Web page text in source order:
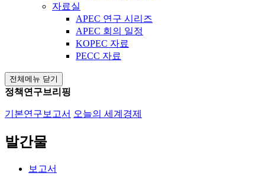
자료실
APEC 연구 시리즈
APEC 회의 일정
KOPEC 자료
PECC 자료
전체메뉴 닫기
정책연구브리핑
기본연구보고서 오늘의 세계경제
발간물
보고서